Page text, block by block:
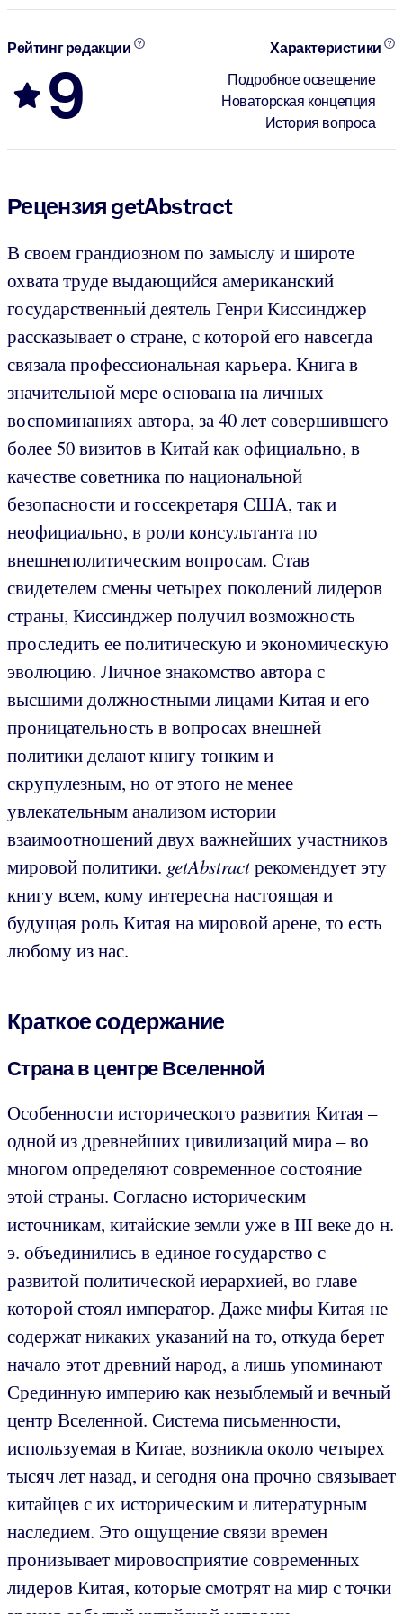
Рейтинг редакции
9
Характеристики
Подробное освещение
Новаторская концепция
История вопроса
Рецензия getAbstract
В своем грандиозном по замыслу и широте
охвата труде выдающийся американский
государственный деятель Генри Киссинджер
рассказывает о стране, с которой его навсегда
связала профессиональная карьера. Книга в
значительной мере основана на личных
воспоминаниях автора, за 40 лет совершившего
более 50 визитов в Китай как официально, в
качестве советника по национальной
безопасности и госсекретаря США, так и
неофициально, в роли консультанта по
внешнеполитическим вопросам. Став
свидетелем смены четырех поколений лидеров
страны, Киссинджер получил возможность
проследить ее политическую и экономическую
эволюцию. Личное знакомство автора с
высшими должностными лицами Китая и его
проницательность в вопросах внешней
политики делают книгу тонким и
скрупулезным, но от этого не менее
увлекательным анализом истории
взаимоотношений двух важнейших участников
мировой политики. getAbstractрекомендует эту
книгу всем, кому интересна настоящая и
будущая роль Китая на мировой арене, то есть
любому из нас.
Краткое содержание
Страна в центре Вселенной
Особенности исторического развития Китая –
одной из древнейших цивилизаций мира – во
многом определяют современное состояние
этой страны. Согласно историческим
источникам, китайские земли уже в III веке до н.
э. объединились в единое государство с
развитой политической иерархией, во главе
которой стоял император. Даже мифы Китая не
содержат никаких указаний на то, откуда берет
начало этот древний народ, а лишь упоминают
Срединную империю как незыблемый и вечный
центр Вселенной. Система письменности,
используемая в Китае, возникла около четырех
тысяч лет назад, и сегодня она прочно связывает
китайцев с их историческим и литературным
наследием. Это ощущение связи времен
пронизывает мировосприятие современных
лидеров Китая, которые смотрят на мир с точки